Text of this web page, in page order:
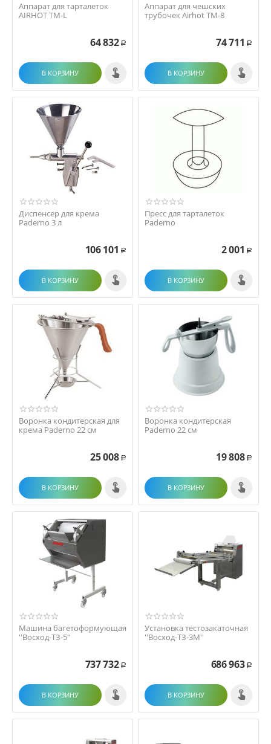
Аппарат для тарталеток
AIRHOT TM-L
64 832 Р
В КОРЗИНУ
Аппарат для чешских
трубочек Airhot TM-8
74 711 Р
В КОРЗИНУ
Диспенсер для крема
Paderno 3 л
106 101 Р
В КОРЗИНУ
Пресс для тарталеток
Paderno
2 001 Р
В КОРЗИНУ
Воронка кондитерская для
крема Paderno 22 см
25 008 Р
В КОРЗИНУ
Воронка кондитерская
Paderno 22 см
19 808 Р
В КОРЗИНУ
Машина багетоформующая
''Восход-ТЗ-5''
737 732 Р
В КОРЗИНУ
Установка тестозакаточная
''Восход-ТЗ-3М''
686 963 Р
В КОРЗИНУ